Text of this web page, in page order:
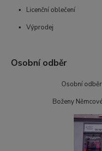
Licenční oblečení
Výprodej
Osobní odběr
Osobní
Boženy